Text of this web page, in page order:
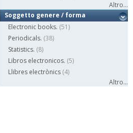
Altro...
Soggetto genere / forma
Electronic books. (51)
Periodicals. (38)
Statistics. (8)
Libros electronicos. (5)
Llibres electrònics (4)
Altro...